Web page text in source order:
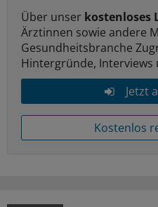
Über unser kostenloses
Ärztinnen sowie andere
Gesundheitsbranche
Hintergründe, Interviews
Jetzt
Kostenlos